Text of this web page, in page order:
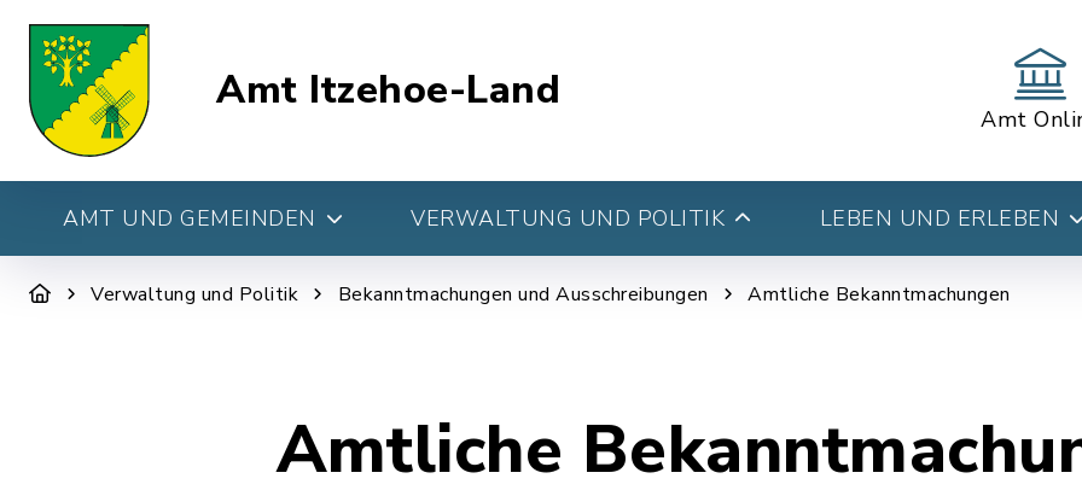
Amt Itzehoe-Land
Amt
AMT UND GEMEINDEN VERWALTUNG UND POLITIK LEBEN UND ERLEBEN
Verwaltung und Politik Bekanntmachungen und Ausschreibungen Amtliche Bekanntmachungen
Amtliche